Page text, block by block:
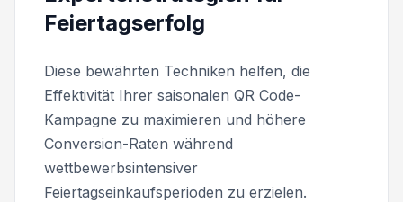
Feiertagserfolg
Diese bewährten Techniken helfen, die
Effektivität Ihrer saisonalen QR Code-
Kampagne zu maximieren und höhere
Conversion-Raten während
wettbewerbsintensiver
Feiertagseinkaufsperioden zu erzielen.